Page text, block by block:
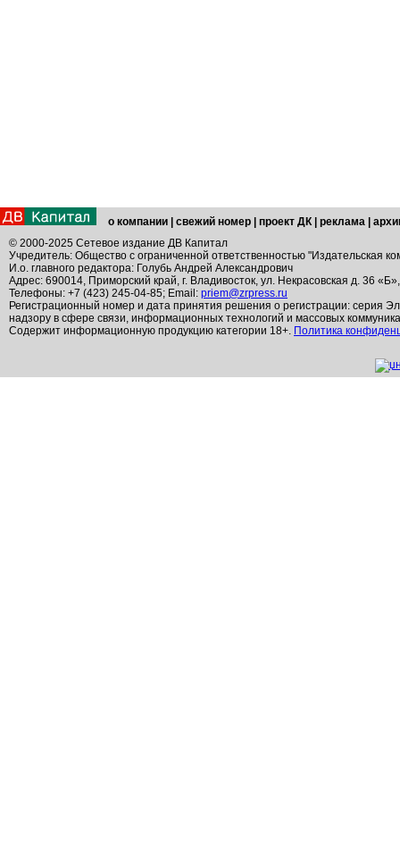
о компании свежий номер проект ДК реклама
© 2000-2025 Сетевое издание ДВ Капитал
Учредитель: Общество с ограниченной ответственностью "Издательская
И.о. главного редактора: Голубь Андрей Александрович
Адрес: 690014, Приморский край, г. Владивосток, ул. Некрасовская д. 36
Телефоны: +7 (423) 245-04-85; Email: priem@zrpress.ru
Регистрационный номер и дата принятия решения о регистрации: серия
надзору в сфере связи, информационных технологий и массовых
Содержит информационную продукцию категории 18+. Политика